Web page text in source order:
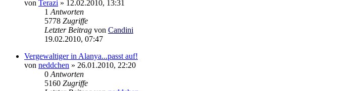
von Terazi » 12.02.2010, 13:31
1 Antworten
5778 Zugriffe
Letzter Beitrag von Candini
19.02.2010, 07:47
Vergewaltiger in Alanya...passt auf!
von neddchen » 26.01.2010, 22:20
0 Antworten
5160 Zugriffe